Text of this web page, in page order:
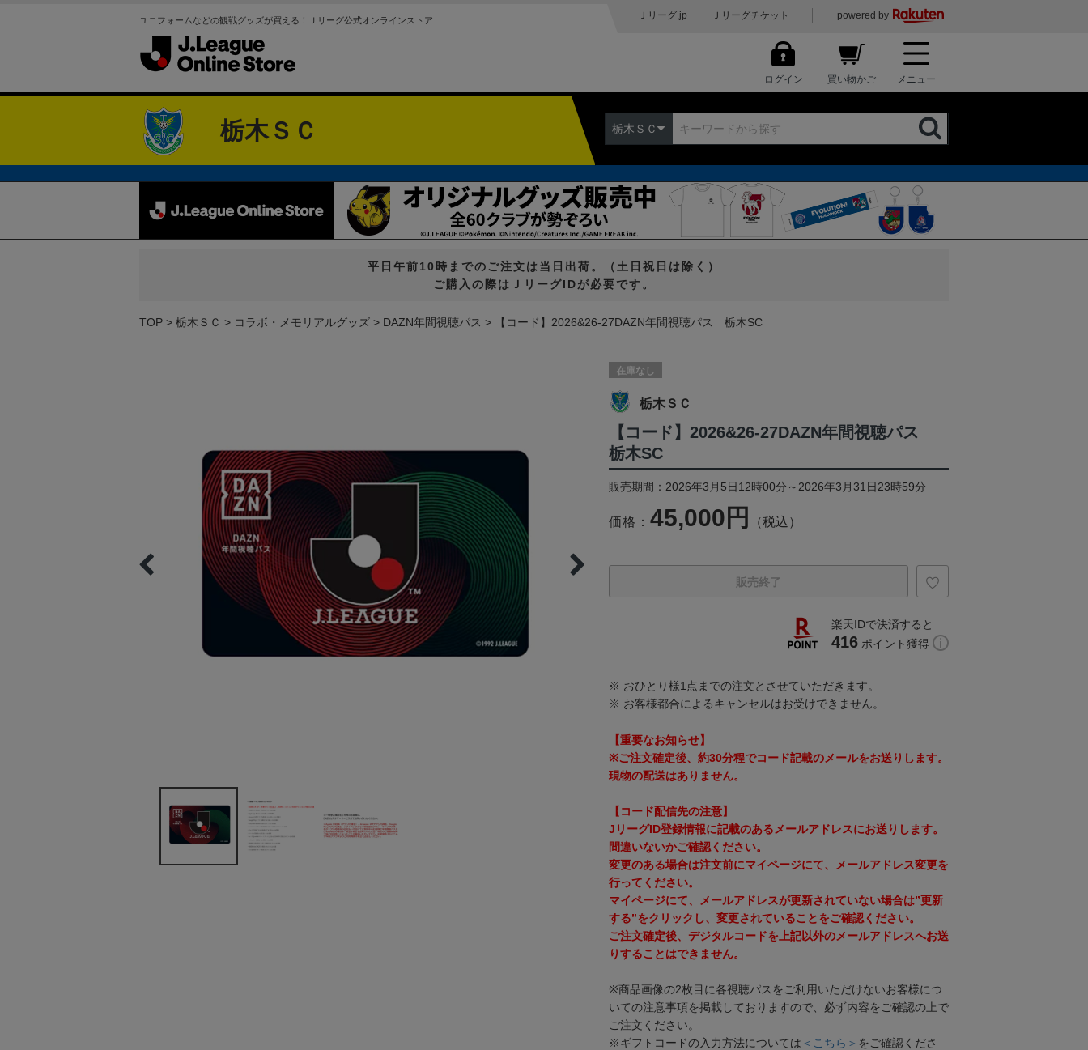
ユニフォームなどの観戦グッズが買える！Ｊリーグ公式オンラインストア Ｊリーグ.jp Ｊリーグチケット powered by
ログイン 買い物かご メニュー
栃木ＳＣ 栃木ＳＣ
平日午前10時までのご注文は当日出荷。（土日祝日は除く）
ご購入の際はＪリーグIDが必要です。
TOP 栃木ＳＣ コラボ・メモリアルグッズ DAZN年間視聴パス 【コード】2026&26-27DAZN年間視聴パス 栃木SC
在庫なし
栃木ＳＣ
【コード】2026&26-27DAZN年間視聴パス
栃木SC
販売期間：2026年3月5日12時00分～2026年3月31日23時59分
価格： 45,000円 （税込）
販売終了
楽天IDで決済すると
416 ポイント獲得
※ おひとり様1点までの注文とさせていただきます。
※ お客様都合によるキャンセルはお受けできません。
【重要なお知らせ】
※ご注文確定後、約30分程でコード記載のメールをお送りします。
現物の配送はありません。
【コード配信先の注意】
JリーグID登録情報に記載のあるメールアドレスにお送りします。
間違いないかご確認ください。
変更のある場合は注文前にマイページにて、メールアドレス変更を
行ってください。
マイページにて、メールアドレスが更新されていない場合は”更新
する”をクリックし、変更されていることをご確認ください。
ご注文確定後、デジタルコードを上記以外のメールアドレスへお送
りすることはできません。
※商品画像の2枚目に各視聴パスをご利用いただけないお客様につ
いての注意事項を掲載しておりますので、必ず内容をご確認の上で
ご注文ください。
※ギフトコードの入力方法については ＜こちら＞ をご確認くださ